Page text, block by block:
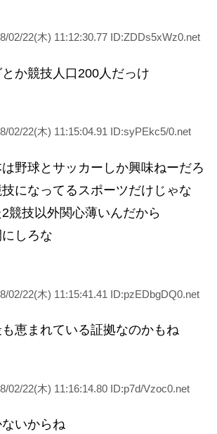
02/22(木) 11:12:30.77 ID:ZDDs5xWz0.net
か競技人口200人だっけ
02/22(木) 11:15:04.91 ID:syPEkc5/0.net
野球とサッカーしか興味ねーだろ
になってるスポーツだけじゃな
競技以外関心薄いんだから
しろな
02/22(木) 11:15:41.41 ID:pzEDbgDQ0.net
恵まれている証拠なのかもね
02/22(木) 11:16:14.80 ID:p7d/Vzoc0.net
いからね